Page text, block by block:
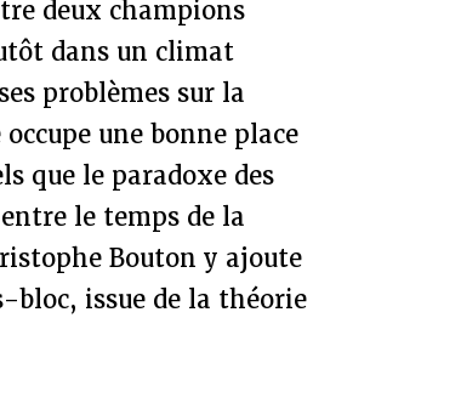
deux champions
dans un climat
problèmes sur la
une bonne place
que le paradoxe des
le temps de la
Bouton y ajoute
bloc, issue de la théorie